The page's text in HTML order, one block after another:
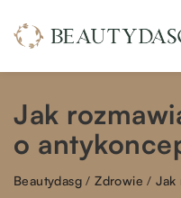
Jak
o
Beautydasg /Zdrowie /Jak